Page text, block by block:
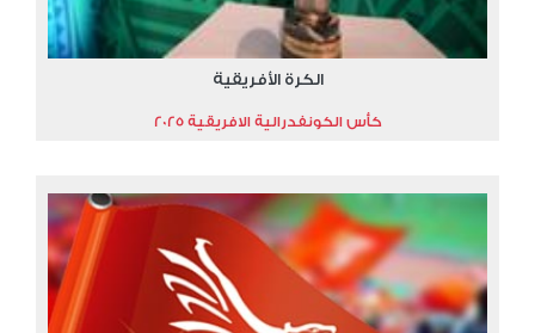
الكرة الأفريقية
كأس الكونفدرالية الافريقية 2025